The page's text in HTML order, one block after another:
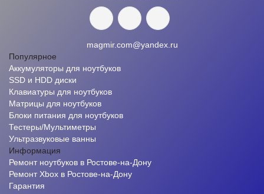
magmir.com@yandex.ru
Популярное
Аккумуляторы для ноутбуков
SSD и HDD диски
Клавиатуры для ноутбуков
Матрицы для ноутбуков
Блоки питания для ноутбуков
Тестеры/Мультиметры
Ультразвуковые ванны
Информация
Ремонт ноутбуков в Ростове-на-Дону
Ремонт Xbox в Ростове-на-Дону
Гарантия